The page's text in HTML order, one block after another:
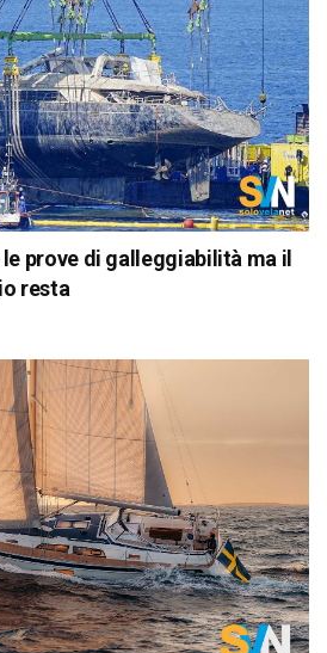
prove di galleggiabilità ma il
resta